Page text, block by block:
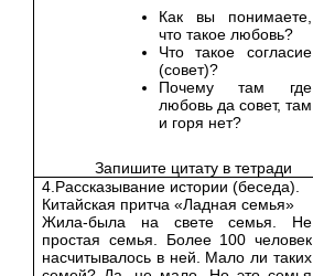
Как вы понимаете,
что такое любовь?
Что такое согласие
(совет)?
Почему там где
любовь да совет, там
и горя нет?
Запишите цитату в тетради
4.Рассказывание истории (беседа).
Китайская притча «Ладная семья»
Жила-была на свете семья. Не
простая семья. Более 100 человек
насчитывалось в ней. Мало ли таких